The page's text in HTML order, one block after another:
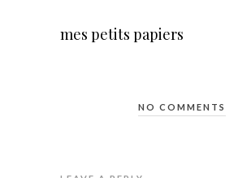
mes petits papiers
NO COMMENTS